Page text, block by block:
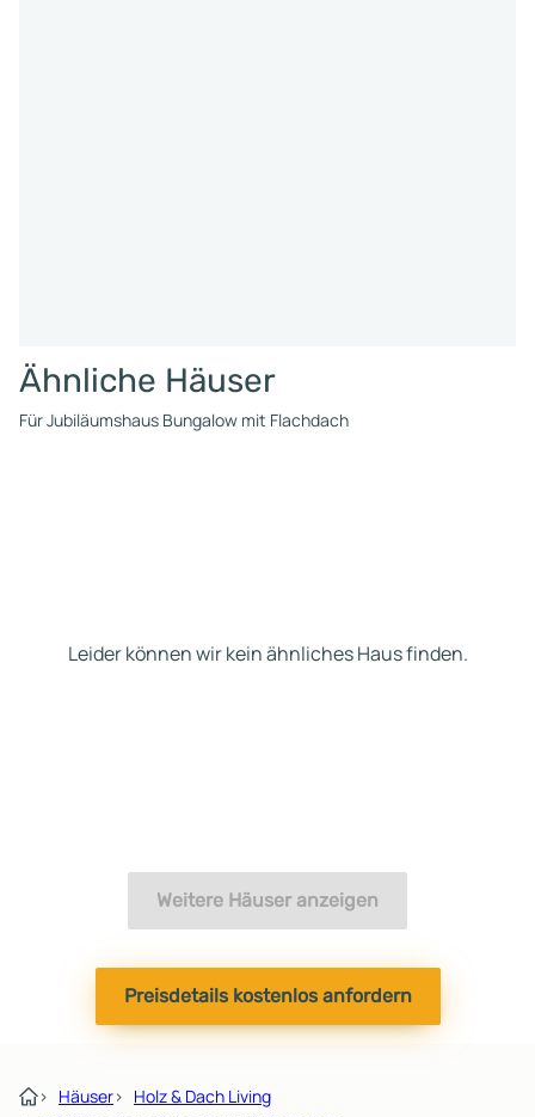
Ähnliche Häuser
Für Jubiläumshaus Bungalow mit Flachdach
Leider können wir kein ähnliches Haus finden.
Weitere Häuser anzeigen
Preisdetails kostenlos anfordern
› Häuser› Holz & Dach Living